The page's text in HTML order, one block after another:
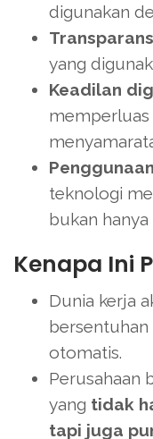
digunakan
yang
Keadilan
memperluas
teknologi
bukan hanya
Kenapa Ini
Dunia kerja
bersentuhan
otomatis.
Perusahaan
yang tidak
tapi juga